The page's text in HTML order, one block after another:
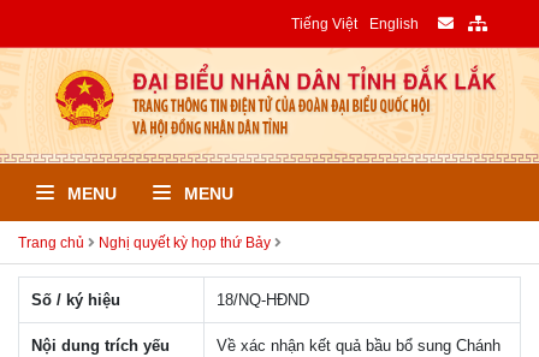
Tiếng Việt English
MENU MENU
Trang chủ Nghị quyết kỳ họp thứ Bảy
Số / ký hiệu 18/NQ-HÐND
Nội dung trích yếu
Về xác nhận kết quả bầu bổ sung Chánh